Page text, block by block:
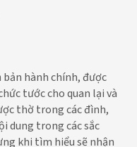
hành chính, được
tước cho quan lại và
thờ trong các đình,
dung trong các sắc
khi tìm hiểu sẽ nhận